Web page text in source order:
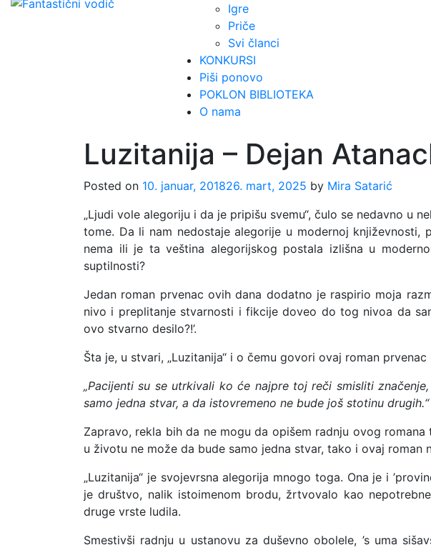
Igre
Priče
Svi članci
KONKURSI
Piši ponovo
POKLON BIBLIOTEKA
O nama
Luzitanija – Dejan
Posted on 10. januar, 201826. mart, 2025 by Mira Satarić
„Ljudi vole alegoriju i da je pripišu svemu“, čulo se nedavno u
tome. Da li nam nedostaje alegorije u modernoj književnosti,
nema ili je ta veština alegorijskog postala izlišna u
suptilnosti?
Jedan roman prvenac ovih dana dodatno je raspirio moja
nivo i preplitanje stvarnosti i fikcije doveo do tog nivoa da
ovo stvarno desilo?!’.
Šta je, u stvari, „Luzitanija“ i o čemu govori ovaj roman
„Pacijenti su se utrkivali ko će najpre toj reči smisliti
samo jedna stvar, a da istovremeno ne bude još stotinu drugih.“
Zapravo, rekla bih da ne mogu da opišem radnju ovog
u životu ne može da bude samo jedna stvar, tako i ovaj roman
„Luzitanija“ je svojevrsna alegorija mnogo toga. Ona je i
je društvo, nalik istoimenom brodu, žrtvovalo kao
druge vrste ludila.
Smestivši radnju u ustanovu za duševno obolele, ’s uma